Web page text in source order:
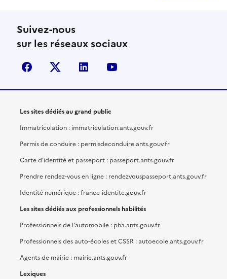
Suivez-nous
sur les réseaux sociaux
facebook X (anciennement Twitter)
linkedin
Les sites dédiés au grand public
Immatriculation : immatriculation.ants.gouv.fr
Permis de conduire : permisdeconduire.ants.gouv.fr
Carte d'identité et passeport : passeport.ants.gouv.fr
Prendre rendez-vous en ligne : rendezvouspasseport.ants.gouv.fr
Identité numérique : france-identite.gouv.fr
Les sites dédiés aux professionnels habilités
Professionnels de l'automobile : pha.ants.gouv.fr
Professionnels des auto-écoles et CSSR : autoecole.ants.gouv.fr
Agents de mairie : mairie.ants.gouv.fr
Lexiques